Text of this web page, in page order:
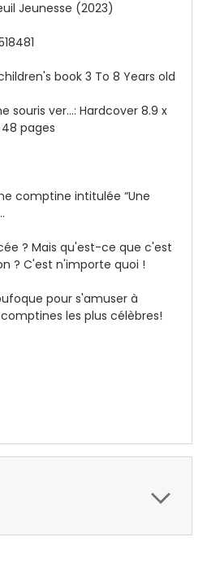
Jeunesse (2023)
book 3 To 8 Years old
souris ver...: Hardcover 8.9 x
pages
comptine intitulée “Une
? Mais qu'est-ce que c'est
? C'est n'importe quoi !
pour s'amuser à
les plus célèbres!